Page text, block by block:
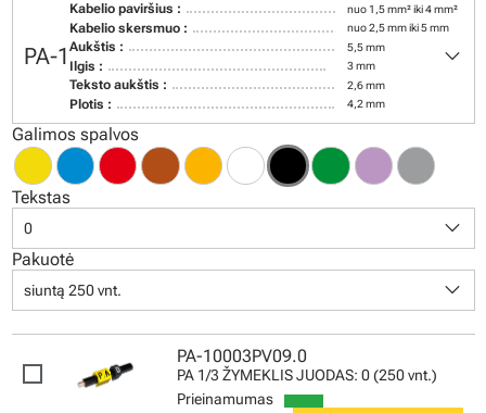
PA-1
Kabelio paviršius : nuo 1,5 mm² iki 4 mm²
Kabelio skersmuo : nuo 2,5 mm iki 5 mm
Aukštis : 5,5 mm
Ilgis : 3 mm
Teksto aukštis : 2,6 mm
Plotis : 4,2 mm
keyboard_arrow_down
Galimos spalvos
Tekstas
0 keyboard_arrow_down
Pakuotė
siuntą 250 vnt. keyboard_arrow_down
PA-10003PV09.0
PA 1/3 ŽYMEKLIS JUODAS: 0 (250 vnt.)
Prieinamumas